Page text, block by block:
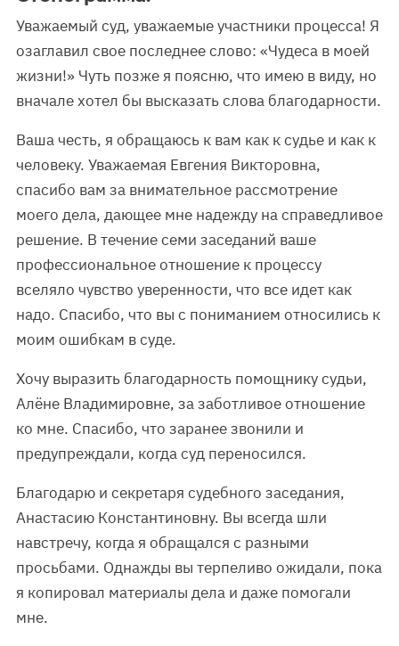
Уважаемый суд, уважаемые участники процесса! Я
озаглавил свое последнее слово: «Чудеса в моей
жизни!» Чуть позже я поясню, что имею в виду, но
вначале хотел бы высказать слова благодарности.
Ваша честь, я обращаюсь к вам как к судье и как к
человеку. Уважаемая Евгения Викторовна,
спасибо вам за внимательное рассмотрение
моего дела, дающее мне надежду на справедливое
решение. В течение семи заседаний ваше
профессиональное отношение к процессу
вселяло чувство уверенности, что все идет как
надо. Спасибо, что вы с пониманием относились к
моим ошибкам в суде.
Хочу выразить благодарность помощнику судьи,
Алёне Владимировне, за заботливое отношение
ко мне. Спасибо, что заранее звонили и
предупреждали, когда суд переносился.
Благодарю и секретаря судебного заседания,
Анастасию Константиновну. Вы всегда шли
навстречу, когда я обращался с разными
просьбами. Однажды вы терпеливо ожидали, пока
я копировал материалы дела и даже помогали
мне.